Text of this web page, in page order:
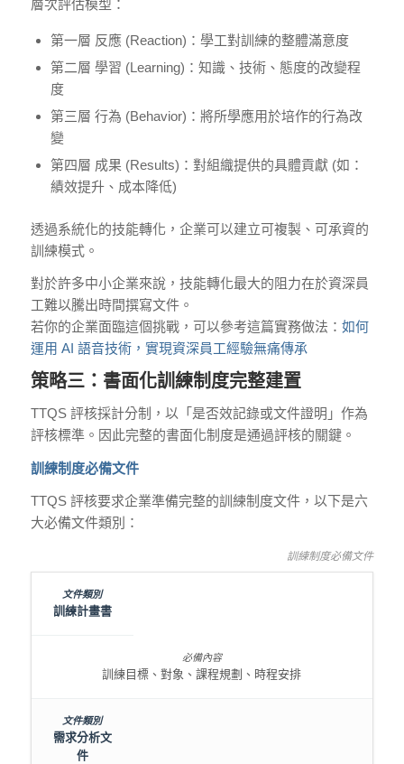
層次評估模型：
第一層 反應 (Reaction)：學工對訓練的整體滿意度
第二層 學習 (Learning)：知識、技術、態度的改變程
度
第三層 行為 (Behavior)：將所學應用於培作的行為改
變
第四層 成果 (Results)：對組織提供的具體貢獻 (如：
績效提升、成本降低)
透過系統化的技能轉化，企業可以建立可複製、可承資的
訓練模式。
對於許多中小企業來說，技能轉化最大的阻力在於資深員
工難以騰出時間撰寫文件。
若你的企業面臨這個挑戰，可以參考這篇實務做法： 如何
運用 AI 語音技術，實現資深員工經驗無痛傳承
策略三：書面化訓練制度完整建置
TTQS 評核採計分制，以「是否效記錄或文件證明」作為
評核標準。因此完整的書面化制度是通過評核的關鍵。
訓練制度必備文件
TTQS 評核要求企業準備完整的訓練制度文件，以下是六
大必備文件類別：
訓練制度必備文件
訓練計畫書
訓練目標、對象、課程規劃、時程安排
需求分析文
件